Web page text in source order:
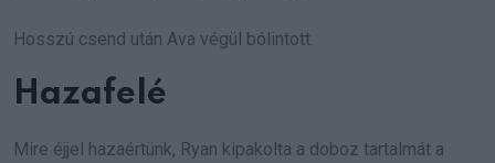
Hosszú csend után Ava végül bólintott.
Hazafelé
Mire éjjel hazaértünk, Ryan kipakolta a doboz tartalmát a